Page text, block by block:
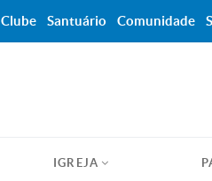
IGREJA
Clube Santuário Comunidade